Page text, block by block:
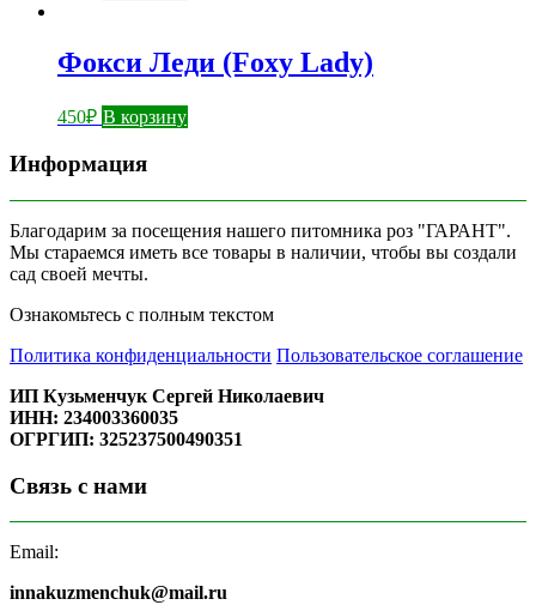
Фокси Леди (Foxy Lady)
450₽ В корзину
Информация
Благодарим за посещения нашего питомника роз "ГАРАНТ".
Мы стараемся иметь все товары в наличии, чтобы вы создали
сад своей мечты.
Ознакомьтесь с полным текстом
Политика конфиденциальности Пользовательское соглашение
ИП Кузьменчук Сергей Николаевич
ИНН: 234003360035
ОГРГИП: 325237500490351
Связь с нами
Email:
innakuzmenchuk@mail.ru